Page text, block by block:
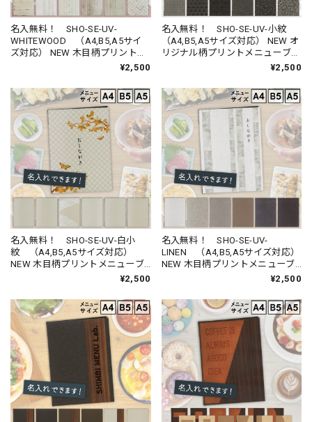
名入無料！ SHO-SE-UV-
WHITEWOOD （A4,B5,A5サイ
ズ対応） NEW 木目柄プリントメ
ニューブック （受注生産品）
¥2,500
名入無料！ SHO-SE-UV-小紋
（A4,B5,A5サイズ対応） NEW オ
リジナル柄プリントメニューブッ
¥2,500
名入無料！ SHO-SE-UV-白小
紋 （A4,B5,A5サイズ対応）
NEW 木目柄プリントメニューブ
¥2,500
名入無料！ SHO-SE-UV-
LINEN （A4,B5,A5サイズ対応）
NEW 木目柄プリントメニューブ
¥2,500